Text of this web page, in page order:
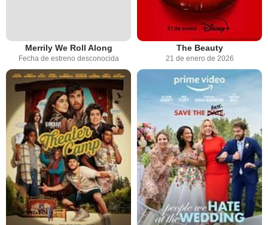
Merrily We Roll Along
Fecha de estreno desconocida
The Beauty
21 de enero de 2026